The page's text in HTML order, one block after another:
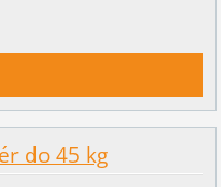
do 45 kg